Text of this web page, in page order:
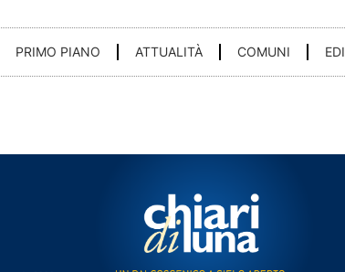
PRIMO PIANO ATTUALITÀ COMUNI